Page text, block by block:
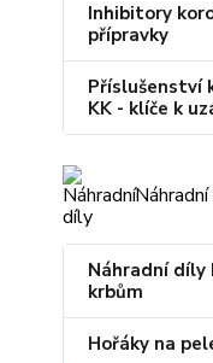
Inhibitory
přípravky
Příslušenství
KK - klíče k
Náhradní díly
krbům
Hořáky na